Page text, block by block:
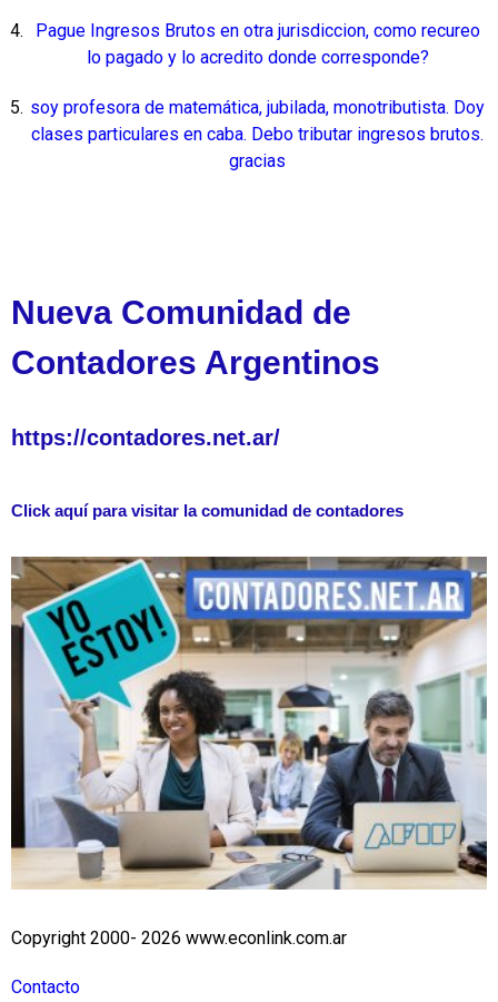
Pague Ingresos Brutos en otra jurisdiccion, como recureo
lo pagado y lo acredito donde corresponde?
soy profesora de matemática, jubilada, monotributista. Doy
clases particulares en caba. Debo tributar ingresos brutos.
gracias
Nueva Comunidad de
Contadores Argentinos
https://contadores.net.ar/
Click aquí para visitar la comunidad de contadores
Copyright 2000- 2026 www.econlink.com.ar
Contacto